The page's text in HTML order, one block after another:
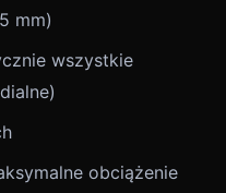
mm)
wszystkie
obciążenie